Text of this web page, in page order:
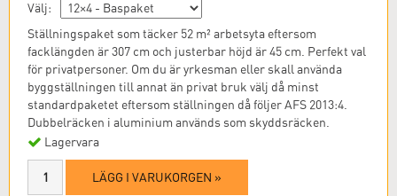
Välj:
Ställningspaket som täcker 52 m² arbetsyta eftersom
facklängden är 307 cm och justerbar höjd är 45 cm. Perfekt val
för privatpersoner. Om du är yrkesman eller skall använda
byggställningen till annat än privat bruk välj då minst
standardpaketet eftersom ställningen då följer AFS 2013:4.
Dubbelräcken i aluminium används som skyddsräcken.
Lagervara
LÄGG I VARUKORGEN »